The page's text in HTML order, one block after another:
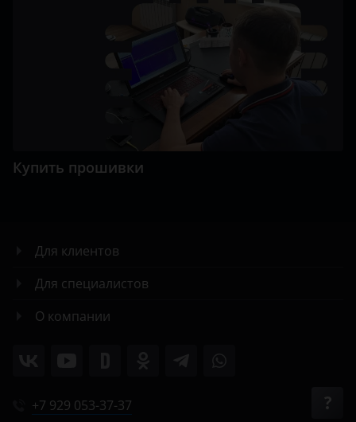
Купить прошивки
Для клиентов
Для специалистов
О компании
+7 929 053-37-37